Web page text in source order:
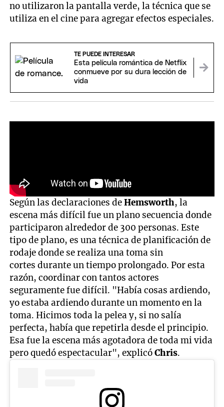
no utilizaron la pantalla verde, la técnica que se
utiliza en el cine para agregar efectos especiales.
TE PUEDE INTERESAR
Esta película romántica de Netflix
conmueve por su dura lección de
vida
Según las declaraciones deHemsworth, la
escena más difícil fue un plano secuencia donde
participaron alrededor de 300 personas. Este
tipo de plano, es una técnica de planificación de
rodaje donde se realiza una toma sin
cortes durante un tiempo prolongado. Por esta
razón, coordinar con tantos actores
seguramente fue difícil. "Había cosas ardiendo,
yo estaba ardiendo durante un momento en la
toma. Hicimos toda la pelea y, si no salía
perfecta, había que repetirla desde el principio.
Esa fue la escena más agotadora de toda mi vida
pero quedó espectacular", explicóChris.